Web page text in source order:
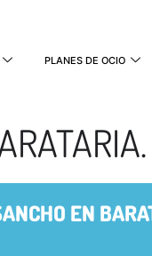
PLANES DE OCIO
EN